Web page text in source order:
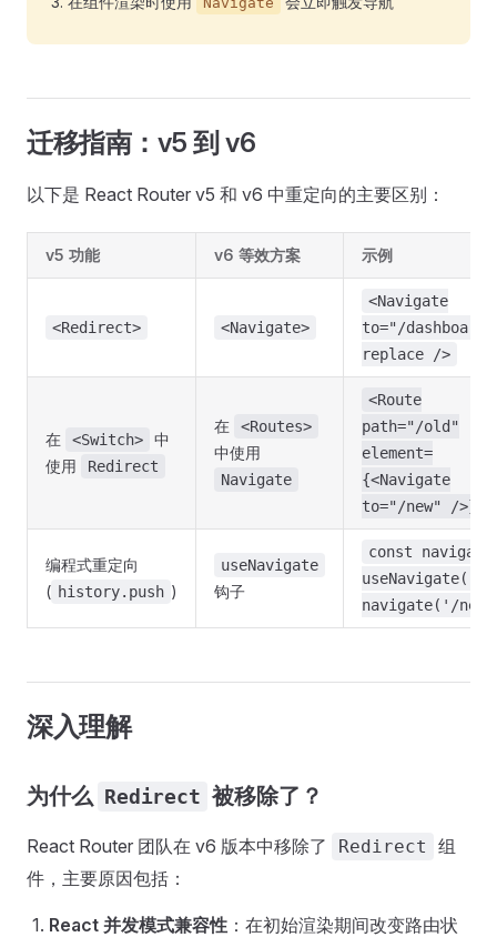
迁移指南：v5 到 v6
以下是 React Router v5 和 v6 中重定向的主要区别：
v5 功能 v6 等效方案 示例
<Redirect> <Navigate>
<Navigate
to="/dashboard"
replace />
在 <Switch>
中
使用
Redirect
在 <Routes>
中使用
Navigate
<Route
path="/old"
element=
{<Navigate
to="/new" />} /
编程式重定向
( history.push )
useNavigate
钩子
const navigate
useNavigate();
navigate('/
深入理解
为什么 Redirect 被移除了？
React Router 团队在 v6 版本中移除了 Redirect
组
件，主要原因包括：
React 并发模式兼容性 ：在初始渲染期间改变路由状